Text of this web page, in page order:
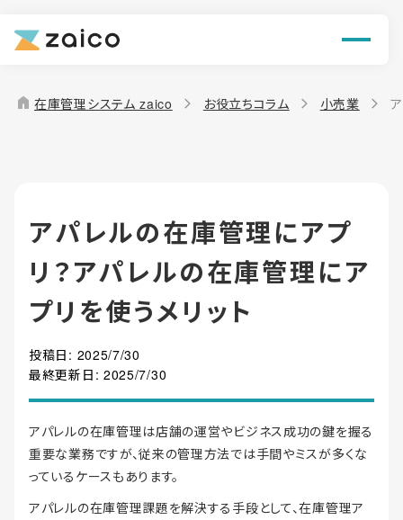
機能
解決できる課題
導入事例
お役立ち情報
home 在庫管理システム zaico お役立ちコラム 小売業
アパレルの在庫管理にアプ
リ？アパレルの在庫管理にア
プリを使うメリット
投稿日: 2025/7/30
最終更新日: 2025/7/30
アパレルの在庫管理は店舗の運営やビジネス成功の鍵を握る
重要な業務ですが、従来の管理方法では手間やミスが多くな
っているケースもあります。
アパレルの在庫管理課題を解決する手段として、在庫管理ア